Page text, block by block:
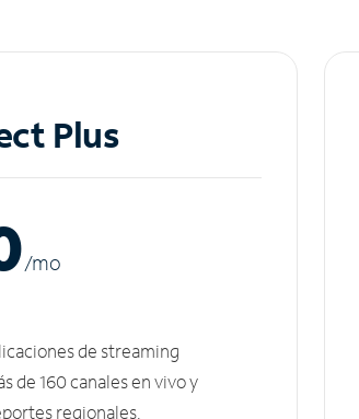
Plus
/mo
de streaming
de 160 canales en vivo y
regionales.